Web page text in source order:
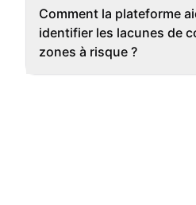
Comment la plateforme
identifier les lacunes de
zones à risque ?